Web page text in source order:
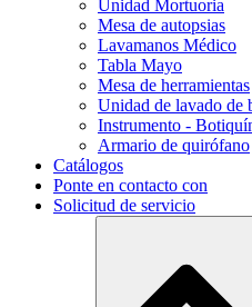
Unidad Mortuoria
Mesa de autopsias
Lavamanos Médico
Tabla Mayo
Mesa de herramientas
Unidad de lavado de
Instrumento -
Armario de quirófano
Catálogos
Ponte en contacto con
Solicitud de servicio